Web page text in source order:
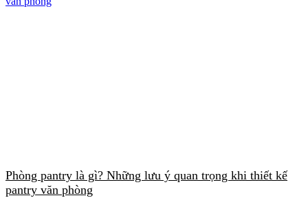
Phòng pantry là gì? Những lưu ý quan trọng khi thiết kế
pantry văn phòng